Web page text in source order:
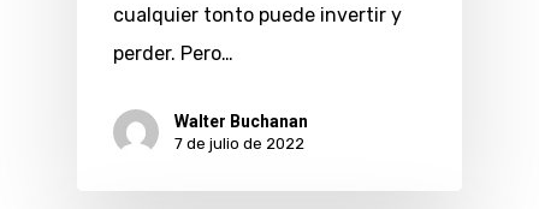
cualquier tonto puede invertir y
perder. Pero…
Walter Buchanan
7 de julio de 2022